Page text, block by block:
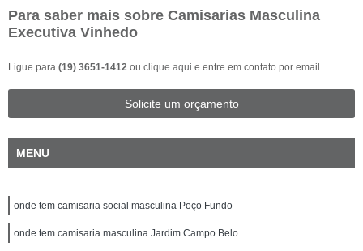
Para saber mais sobre Camisarias Masculina
Executiva Vinhedo
Ligue para (19) 3651-1412 ou clique aqui e entre em contato por email.
Solicite um orçamento
MENU
onde tem camisaria social masculina Poço Fundo
onde tem camisaria masculina Jardim Campo Belo